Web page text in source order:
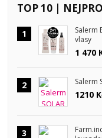
TOP 10 |
1
Salerm
vlasy
1 470
2 Salerm
1210
3